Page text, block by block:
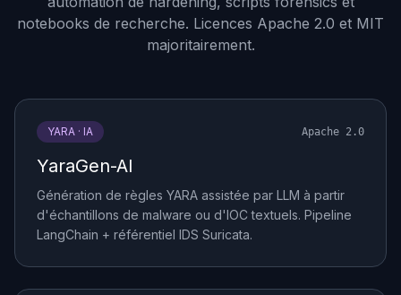
notebooks de recherche. Licences Apache 2.0 et MIT
majoritairement.
YARA · IA Apache 2.0
YaraGen-AI
Génération de règles YARA assistée par LLM à partir
d'échantillons de malware ou d'IOC textuels. Pipeline
LangChain + référentiel IDS Suricata.